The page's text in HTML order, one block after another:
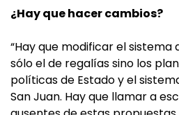
¿Hay que hacer cambios?
“Hay que modificar el sistema
sólo el de regalías sino los
políticas de Estado y el
San Juan. Hay que llamar a